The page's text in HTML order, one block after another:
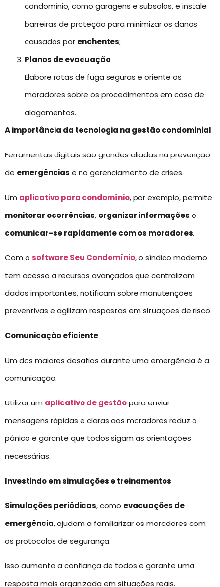
condomínio, como garagens e subsolos, e instale
barreiras de proteção para minimizar os danos
causados por enchentes;
Planos de evacuação
Elabore rotas de fuga seguras e oriente os
moradores sobre os procedimentos em caso de
alagamentos.
A importância da tecnologia na gestão condominial
Ferramentas digitais são grandes aliadas na prevenção
de emergências e no gerenciamento de crises.
Um aplicativo para condomínio, por exemplo, permite
monitorar ocorrências, organizar informações e
comunicar-se rapidamente com os moradores.
Com o software Seu Condomínio, o síndico moderno
tem acesso a recursos avançados que centralizam
dados importantes, notificam sobre manutenções
preventivas e agilizam respostas em situações de risco.
Comunicação eficiente
Um dos maiores desafios durante uma emergência é a
comunicação.
Utilizar um aplicativo de gestãopara enviar
mensagens rápidas e claras aos moradores reduz o
pânico e garante que todos sigam as orientações
necessárias.
Investindo em simulações e treinamentos
Simulações periódicas, como evacuações de
emergência, ajudam a familiarizar os moradores com
os protocolos de segurança.
Isso aumenta a confiança de todos e garante uma
resposta mais organizada em situações reais.